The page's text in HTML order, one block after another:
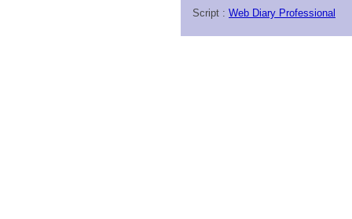
Script : Web Diary Professional